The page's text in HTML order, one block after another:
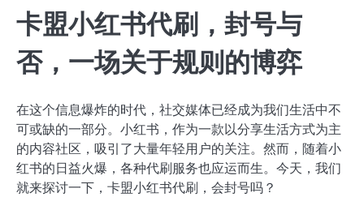
卡盟小红书代刷，封号与
否，一场关于规则的博弈
在这个信息爆炸的时代，社交媒体已经成为我们生活中不
可或缺的一部分。小红书，作为一款以分享生活方式为主
的内容社区，吸引了大量年轻用户的关注。然而，随着小
红书的日益火爆，各种代刷服务也应运而生。今天，我们
就来探讨一下，卡盟小红书代刷，会封号吗？